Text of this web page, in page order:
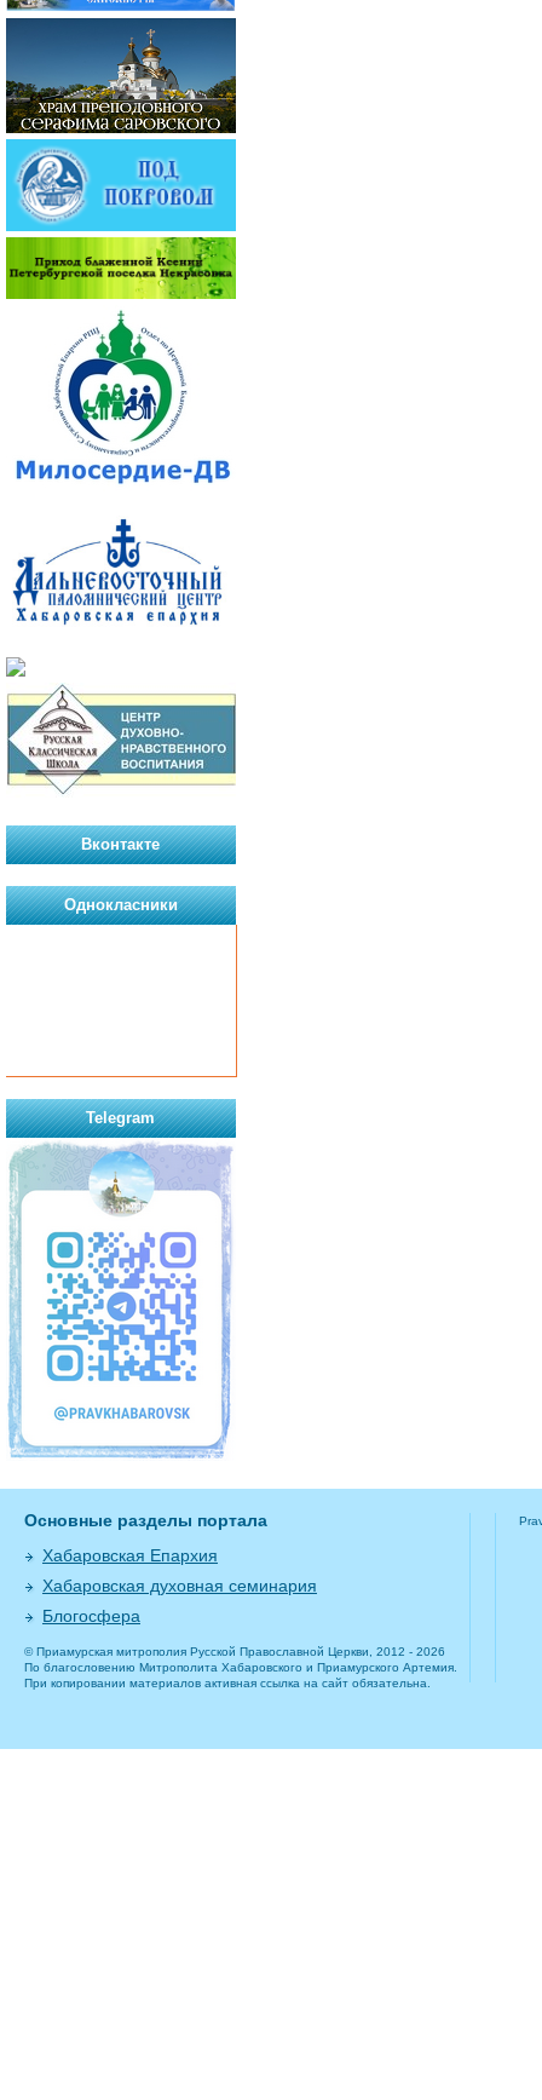
Вконтакте
Однокласники
Telegram
Основные разделы портала
Хабаровская Епархия
Хабаровская духовная семинария
Блогосфера
© Приамурская митрополия Русской Православной Церкви, 2012 - 2026
По благословению Митрополита Хабаровского и Приамурского Артемия.
При копировании материалов активная ссылка на сайт обязательна.